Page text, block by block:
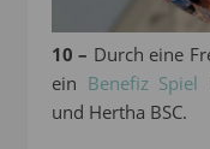
10 – Durch eine
ein Benefiz
und Hertha BSC.